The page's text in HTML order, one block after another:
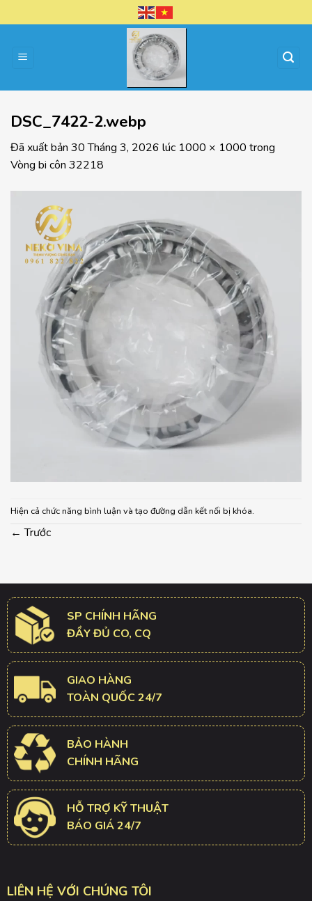
đến
dung
DSC_7422-2.webp
Đã xuất bản 30 Tháng 3, 2026 lúc 1000 × 1000 trong
Vòng bi côn 32218
Hiện cả chức năng bình luận và tạo đường dẫn kết nối bị khóa.
← Trước
SP CHÍNH HÃNG
ĐẦY ĐỦ CO, CQ
GIAO HÀNG
TOÀN QUỐC 24/7
BẢO HÀNH
CHÍNH HÃNG
HỖ TRỢ KỸ THUẬT
BÁO GIÁ 24/7
LIÊN HỆ VỚI CHÚNG TÔI